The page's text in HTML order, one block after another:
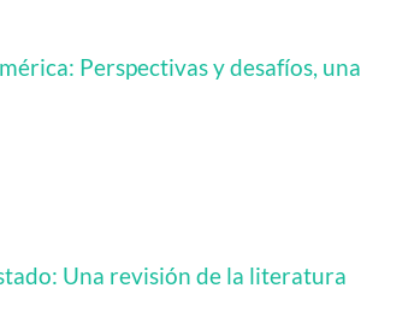
Perspectivas y desafíos, una
Una revisión de la literatura